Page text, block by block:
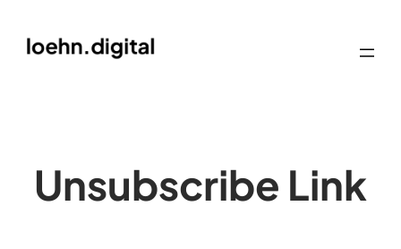
Unsubscribe Link